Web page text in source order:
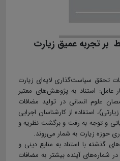
بر تجربه عمیق زیارت
تحقق سیاست‌گذاری لایه‌ای زیارت
عامل: استناد به پژوهش‌های معتبر
علوم انسانی در تولید مضافات
استفاده از کارشناسان اجرایی
و توجه به رفت و برگشت نظریه و
حوزه زیارت به شمار می‌روند.
گذشته با استناد به منابع دینی و
شماره‌های آینده بیشتر به مضافات